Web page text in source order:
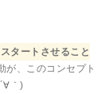
タートさせること
が、このコンセプト
｀)